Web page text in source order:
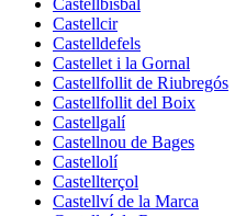
Castellcir
Castelldefels
Castellet i la Gornal
Castellfollit de Riubregós
Castellfollit del Boix
Castellgalí
Castellnou de Bages
Castellolí
Castellterçol
Castellví de la Marca